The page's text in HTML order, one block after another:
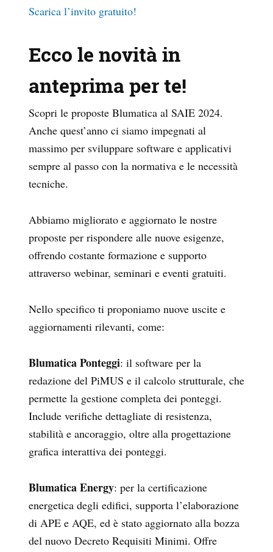
Scarica l’invito gratuito!
Ecco le novità in
anteprima per te!
Scopri le proposte Blumatica al SAIE 2024.
Anche quest’anno ci siamo impegnati al
massimo per sviluppare software e applicativi
sempre al passo con la normativa e le necessità
tecniche.
Abbiamo migliorato e aggiornato le nostre
proposte per rispondere alle nuove esigenze,
offrendo costante formazione e supporto
attraverso webinar, seminari e eventi gratuiti.
Nello specifico ti proponiamo nuove uscite e
aggiornamenti rilevanti, come:
Blumatica Ponteggi: il software per la
redazione del PiMUS e il calcolo strutturale, che
permette la gestione completa dei ponteggi.
Include verifiche dettagliate di resistenza,
stabilità e ancoraggio, oltre alla progettazione
grafica interattiva dei ponteggi.
Blumatica Energy: per la certificazione
energetica degli edifici, supporta l’elaborazione
di APE e AQE, ed è stato aggiornato alla bozza
del nuovo Decreto Requisiti Minimi. Offre